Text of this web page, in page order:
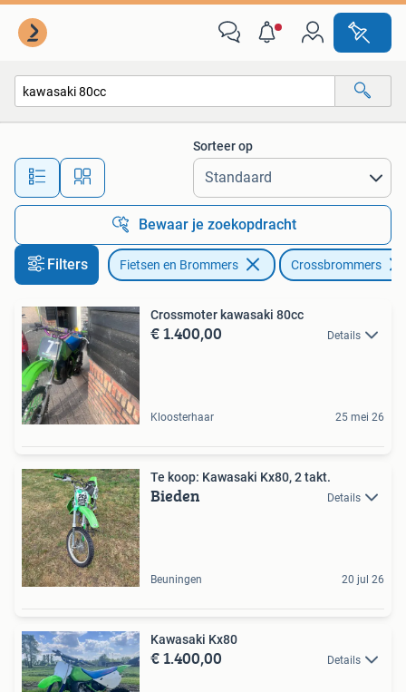
Alle afstanden…
Sorteer op
Bewaar je zoekopdracht
Filters Fietsen en Brommers Crossbrommers
Crossmoter kawasaki 80cc
€ 1.400,00 Details
Kloosterhaar 25 mei 26
Te koop: Kawasaki Kx80, 2 takt.
Bieden Details
Beuningen 20 jul 26
Kawasaki Kx80
€ 1.400,00 Details